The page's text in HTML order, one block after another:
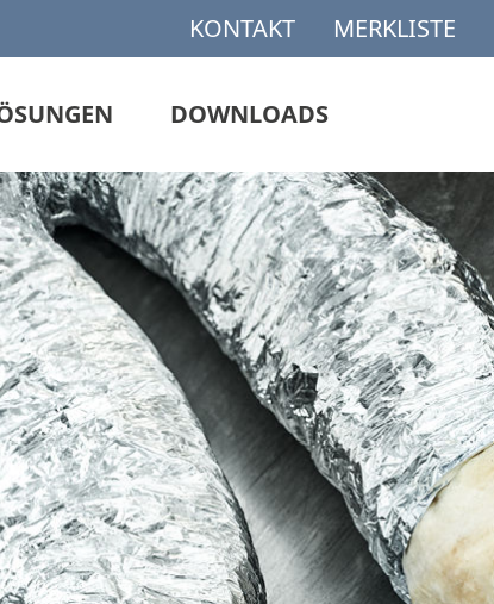
KONTAKT MERKLISTE
DOWNLOADS
UND SPRAYS